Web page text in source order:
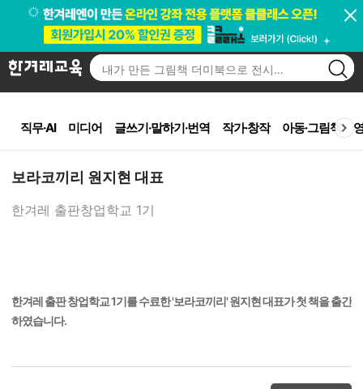
직무·AI 미디어 글쓰기·말하기·번역 작가·창작 아동·그림책
보라코끼리 원지현 대표
한겨레 출판창업학교 1기
한겨레 출판 창업학교 1기를 수료한 '보라코끼리' 원지현 대표가 첫 책을 출간
하였습니다.